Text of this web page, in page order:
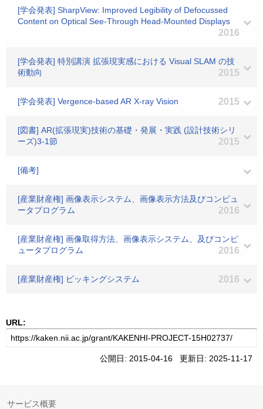
[学会発表] SharpView: Improved Legibility of Defocussed
Content on Optical See-Through Head-Mounted Displays
2016
[学会発表] 特別講演 拡張現実感における Visual SLAM の技
術動向
2015
[学会発表] Vergence-based AR X-ray Vision 2015
[図書] AR(拡張現実)技術の基礎・発展・実践 (設計技術シリ
ーズ)3-1節
2015
[備考]
[産業財産権] 画像表示システム、画像表示方法及びコンピュ
ータプログラム
2016
[産業財産権] 画像取得方法、画像表示システム、及びコンピ
ュータプログラム
2016
[産業財産権] ピッキングシステム 2016
URL:
公開日: 2015-04-16 更新日: 2025-11-17
サービス概要